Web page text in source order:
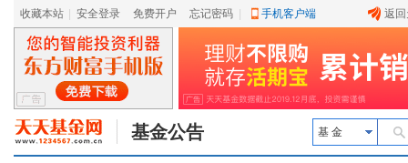
收藏本站 安全登录 免费开户 忘记密码 手机客户端 返
基金公告 基 金